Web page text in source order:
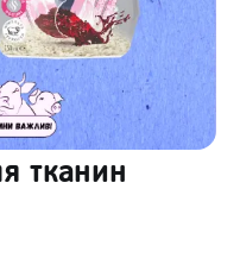
тканин